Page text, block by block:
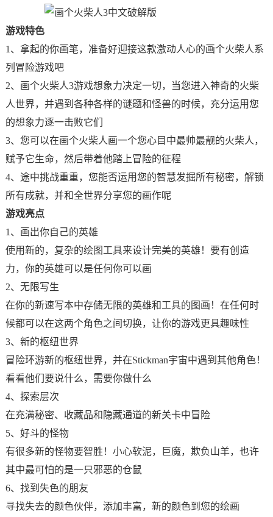
游戏特色
1、拿起的你画笔，准备好迎接这款激动人心的画个火柴人系
列冒险游戏吧
2、画个火柴人3游戏想象力决定一切，当您进入神奇的火柴
人世界，并遇到各种各样的谜题和怪兽的时候，充分运用您
的想象力逐一击败它们
3、您可以在画个火柴人画一个您心目中最帅最靓的火柴人，
赋予它生命，然后带着他踏上冒险的征程
4、途中挑战重重，您能否运用您的智慧发掘所有秘密，解锁
所有成就，并和全世界分享您的画作呢
游戏亮点
1、画出你自己的英雄
使用新的，复杂的绘图工具来设计完美的英雄！要有创造
力，你的英雄可以是任何你可以画
2、无限写生
在你的新速写本中存储无限的英雄和工具的图画！在任何时
候都可以在这两个角色之间切换，让你的游戏更具趣味性
3、新的枢纽世界
冒险环游新的枢纽世界，并在Stickman宇宙中遇到其他角色！
看看他们要说什么，需要你做什么
4、探索层次
在充满秘密、收藏品和隐藏通道的新关卡中冒险
5、好斗的怪物
有很多新的怪物要智胜！小心软泥，巨魔，欺负山羊，也许
其中最可怕的是一只邪恶的仓鼠
6、找到失色的朋友
寻找失去的颜色伙伴，添加丰富，新的颜色到您的绘画